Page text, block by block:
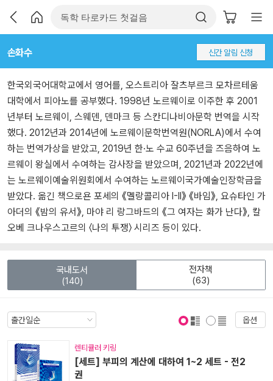
손화수 신간 알림 신청
한국외국어대학교에서 영어를, 오스트리아 잘츠부르크 모차르테움
대학에서 피아노를 공부했다. 1998년 노르웨이로 이주한 후 2001
년부터 노르웨이, 스웨덴, 덴마크 등 스칸디나비아문학 번역을 시작
했다. 2012년과 2014년에 노르웨이문학번역원(NORLA)에서 수여
하는 번역가상을 받았고, 2019년 한·노 수교 60주년을 즈음하여 노
르웨이 왕실에서 수여하는 감사장을 받았으며, 2021년과 2022년에
는 노르웨이예술위원회에서 수여하는 노르웨이국가예술인장학금을
받았다. 옮긴 책으로욘 포세의 《멜랑콜리아 I-II》 《바임》, 요슈타인 가
아더의 《밤의 유서》, 마야 리 랑그바드의 《그 여자는 화가 난다》, 칼
오베 크나우스고르의 〈나의 투쟁〉 시리즈 등이 있다.
국내도서
(140)
전자책
(63)
옵션
렌티큘러 키링
[세트] 부피의 계산에 대하여 1~2 세트 - 전2
권